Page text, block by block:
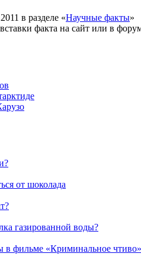
в разделе «Научные факты»
факта на сайт или в
от шоколада
газированной воды?
в фильме «Криминальное